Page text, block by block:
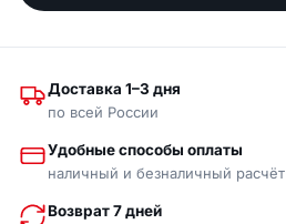
Доставка 1–3 дня
по всей России
Удобные способы оплаты
наличный и безналичный расчёт
Возврат 7 дней